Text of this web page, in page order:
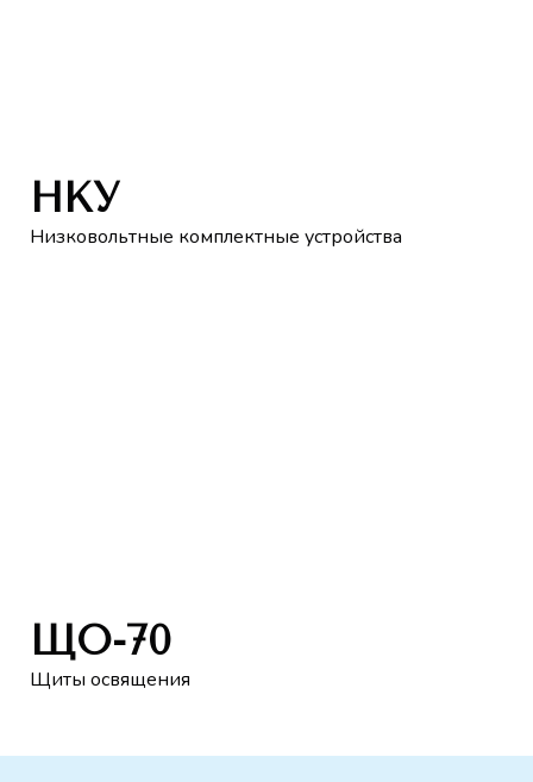
НКУ
Низковольтные комплектные устройства
ЩО-70
Щиты освящения